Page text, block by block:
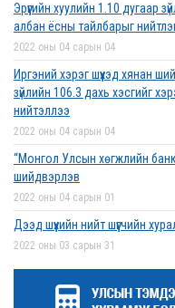
Эрүүгийн хуулийн 1.10 дугаар
албан ёсны тайлбарыг
2022 оны 04 сарын 04
Иргэний хэрэг шүүхэд хянан
зүйлийн 106.3 дахь хэсгийг
нийтэллээ
2022 оны 04 сарын 04
“Монгол Улсын хөгжлийн
шийдвэрлэв
2022 оны 04 сарын 01
Дээд шүүхийн нийт шүүгчийн
2022 оны 03 сарын 31
Нээлттэй ажлын байрны зар
2022 оны 03 сарын 31